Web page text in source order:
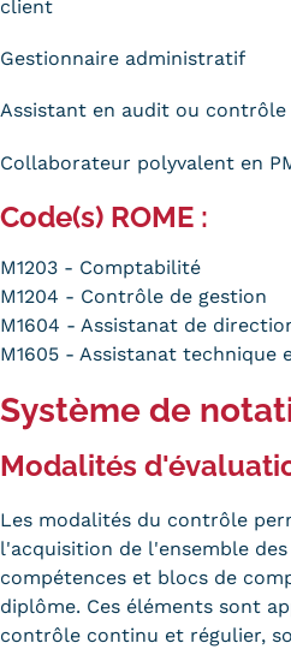
client
Gestionnaire administratif
Assistant en audit ou
Collaborateur polyvalent en
Code(s) ROME :
M1203 - Comptabilité
M1204 - Contrôle de gestion
M1604 - Assistanat de
M1605 - Assistanat technique
Système de
Modalités
Les modalités du contrôle
l'acquisition de l'ensemble
compétences et blocs de
diplôme. Ces éléments sont
contrôle continu et régulier,